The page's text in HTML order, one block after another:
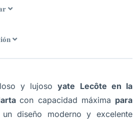
y lujosoyate Lecôte en la
con capacidad máxima para
diseño moderno y excelente